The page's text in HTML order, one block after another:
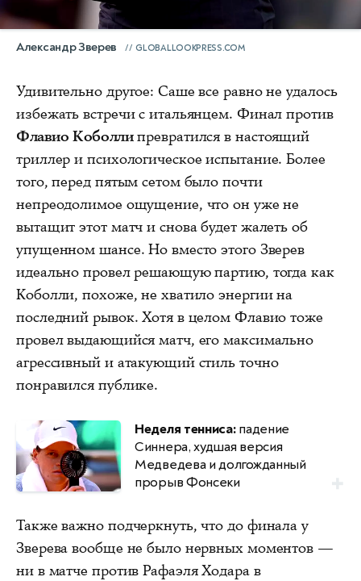
Александр Зверев GLOBALLOOKPRESS.COM
Удивительно другое: Саше все равно не удалось
избежать встречи с итальянцем. Финал против
Флавио Коболлипревратился в настоящий
триллер и психологическое испытание. Более
того, перед пятым сетом было почти
непреодолимое ощущение, что он уже не
вытащит этот матч и снова будет жалеть об
упущенном шансе. Но вместо этого Зверев
идеально провел решающую партию, тогда как
Коболли, похоже, не хватило энергии на
последний рывок. Хотя в целом Флавио тоже
провел выдающийся матч, его максимально
агрессивный и атакующий стиль точно
понравился публике.
Неделя тенниса:падение
Синнера, худшая версия
Медведева и долгожданный
прорыв Фонсеки
Также важно подчеркнуть, что до финала у
Зверева вообще не было нервных моментов —
ни в матче против Рафаэля Ходара в